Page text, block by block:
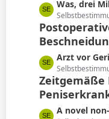
r
ä
g
e
t
e
B
e
i
r
ä
g
L
e
t
z
e
B
e
i
t
Was, drei
L
e
t
z
Arzt vor
Zeitgemäße
L
A novel non-